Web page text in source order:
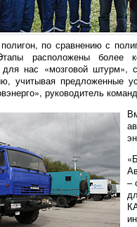
полигон, по сравнению с
расположены
для нас «мозговой штурм»,
учитывая предложенные
руководитель
–